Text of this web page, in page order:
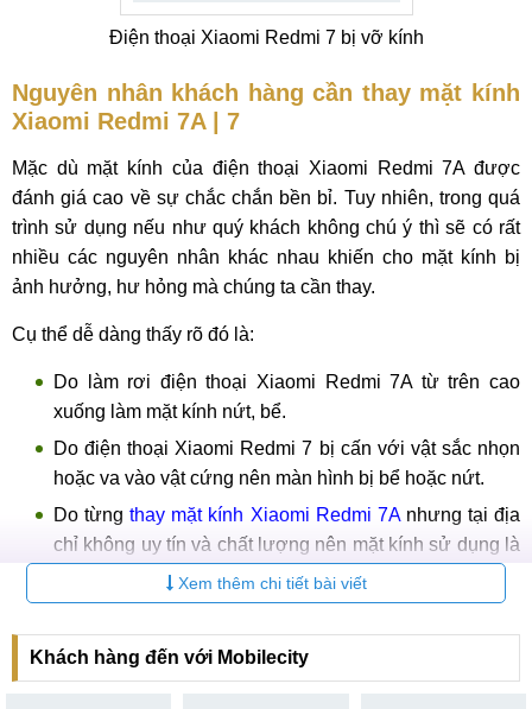
Điện thoại Xiaomi Redmi 7 bị vỡ kính
Nguyên nhân khách hàng cần thay mặt kính
Xiaomi Redmi 7A | 7
Mặc dù mặt kính của điện thoại Xiaomi Redmi 7A được
đánh giá cao về sự chắc chắn bền bỉ. Tuy nhiên, trong quá
trình sử dụng nếu như quý khách không chú ý thì sẽ có rất
nhiều các nguyên nhân khác nhau khiến cho mặt kính bị
ảnh hưởng, hư hỏng mà chúng ta cần thay.
Cụ thể dễ dàng thấy rõ đó là:
Do làm rơi điện thoại Xiaomi Redmi 7A từ trên cao
xuống làm mặt kính nứt, bể.
Do điện thoại Xiaomi Redmi 7 bị cấn với vật sắc nhọn
hoặc va vào vật cứng nên màn hình bị bể hoặc nứt.
Do từngthay mặt kính Xiaomi Redmi 7Anhưng tại địa
chỉ không uy tín và chất lượng nên mặt kính sử dụng là
hàng “zỏm” và giờ tiếp tục cần thay mới.
Redmi 7A bị xuống cấp, mờ đục cần thay thế.
Do để điện thoại Xiaomi Redmi 7 rơi vào nước làm ảnh
Xem thêm chi tiết bài viết
Khách hàng đến với Mobilecity